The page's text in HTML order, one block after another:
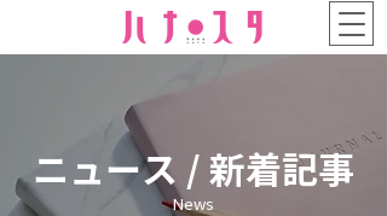
ニュース / 新着記事
News